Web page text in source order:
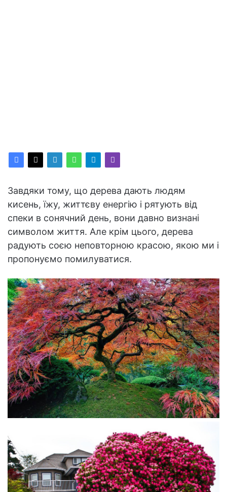
Завдяки тому, що дерева дають людям
кисень, їжу, життєву енергію і рятують від
спеки в сонячний день, вони давно визнані
символом життя. Але крім цього, дерева
радують соєю неповторною красою, якою ми і
пропонуємо помилуватися.